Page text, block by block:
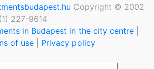
Copyright © 2002
227-9614
in Budapest in the city centre
of use
Privacy policy